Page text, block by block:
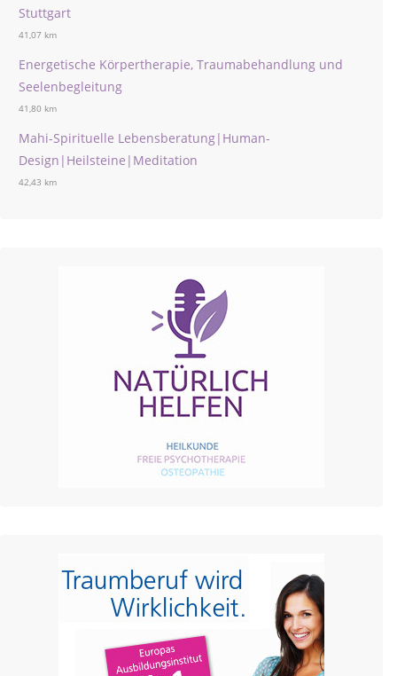
Stuttgart
41,07 km
Energetische Körpertherapie, Traumabehandlung und
Seelenbegleitung
41,80 km
Mahi-Spirituelle Lebensberatung|Human-
Design|Heilsteine|Meditation
42,43 km